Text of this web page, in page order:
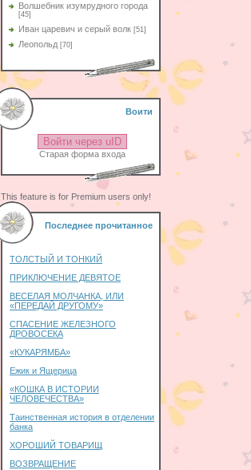
Волшебник изумрудного города
[45]
Иван царевич и серый волк [51]
Леопольд [70]
Воити
Войти через uID
Старая форма входа
This feature is for Premium users only!
Последнее прочитанное
ТОЛСТЫЙ И ТОНКИЙ
ПРИКЛЮЧЕНИЕ ДЕВЯТОЕ
ВЕСЕЛАЯ МОЛЧАНКА, ИЛИ
«ПЕРЕДАЙ ДРУГОМУ»
СПАСЕНИЕ ЖЕЛЕЗНОГО
ДРОВОСЕКА
«КУКАРЯМБА»
Ежик и Ящерица
«КОШКА В ИСТОРИИ
ЧЕЛОВЕЧЕСТВА»
Таинственная история в отделении
банка
ХОРОШИЙ ТОВАРИЩ
ВОЗВРАЩЕНИЕ